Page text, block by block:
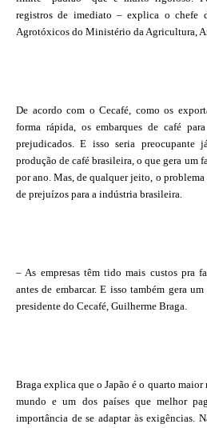
registros de imediato – explica o chefe
Agrotóxicos do Ministério da Agricultura,
De acordo com o Cecafé, como os
forma rápida, os embarques de café
prejudicados. E isso seria
produção de café brasileira, o que gera um
por ano. Mas, de qualquer jeito, o
de prejuízos para a indústria brasileira.
– As empresas têm tido mais custos pra
antes de embarcar. E isso também gera
presidente do Cecafé, Guilherme Braga.
Braga explica que o Japão é o quarto maior
mundo e um dos países que melhor
importância de se adaptar às exigências.